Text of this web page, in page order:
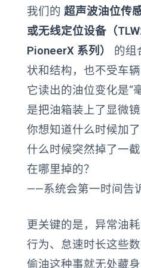
我们的 超声波油位传
或无线定位设备（
PioneerX 系列）
的组
状和结构，也不受车辆
它读出的油位变化是“
是把油箱装上了显微镜
你想知道什么时候加了
什么时候突然掉了一截
在哪里掉的？
——系统会第一时间告
更关键的是，异常油
行为、怠速时长这些数
偷油这种事就无处藏